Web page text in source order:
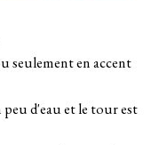
seulement en accent
d'eau et le tour est